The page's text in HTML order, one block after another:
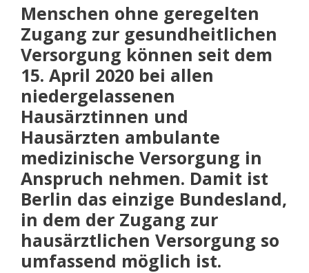
Menschen ohne geregelten
Zugang zur gesundheitlichen
Versorgung können seit dem
15. April 2020 bei allen
niedergelassenen
Hausärztinnen und
Hausärzten ambulante
medizinische Versorgung in
Anspruch nehmen. Damit ist
Berlin das einzige Bundesland,
in dem der Zugang zur
hausärztlichen Versorgung so
umfassend möglich ist.